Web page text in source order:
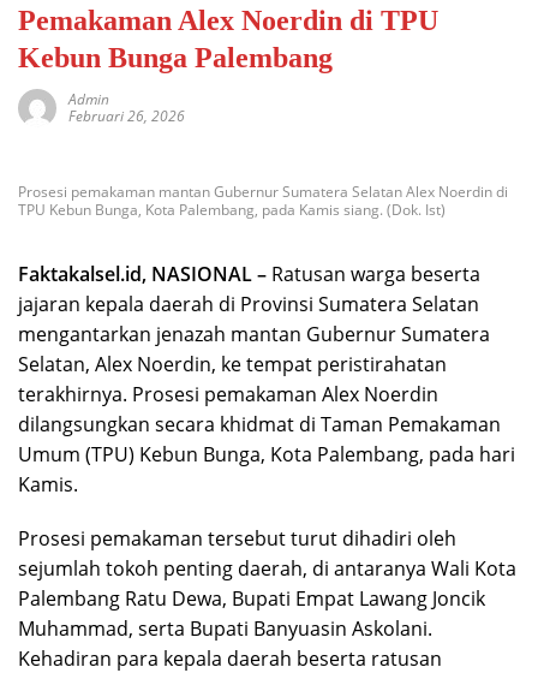
Pemakaman Alex Noerdin di TPU
Kebun Bunga Palembang
Admin
Februari 26, 2026
Prosesi pemakaman mantan Gubernur Sumatera Selatan Alex Noerdin di
TPU Kebun Bunga, Kota Palembang, pada Kamis siang. (Dok. Ist)
Faktakalsel.id, NASIONAL – Ratusan warga beserta
jajaran kepala daerah di Provinsi Sumatera Selatan
mengantarkan jenazah mantan Gubernur Sumatera
Selatan, Alex Noerdin, ke tempat peristirahatan
terakhirnya. Prosesi pemakaman Alex Noerdin
dilangsungkan secara khidmat di Taman Pemakaman
Umum (TPU) Kebun Bunga, Kota Palembang, pada hari
Kamis.
Prosesi pemakaman tersebut turut dihadiri oleh
sejumlah tokoh penting daerah, di antaranya Wali Kota
Palembang Ratu Dewa, Bupati Empat Lawang Joncik
Muhammad, serta Bupati Banyuasin Askolani.
Kehadiran para kepala daerah beserta ratusan